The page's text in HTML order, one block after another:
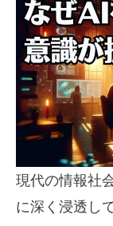
現代の情報社
に深く浸透し